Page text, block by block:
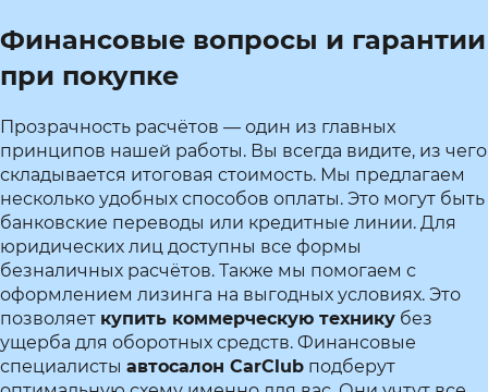
Финансовые вопросы и гарантии
при покупке
Прозрачность расчётов — один из главных
принципов нашей работы. Вы всегда видите, из чего
складывается итоговая стоимость. Мы предлагаем
несколько удобных способов оплаты. Это могут быть
банковские переводы или кредитные линии. Для
юридических лиц доступны все формы
безналичных расчётов. Также мы помогаем с
оформлением лизинга на выгодных условиях. Это
позволяет купить коммерческую технику без
ущерба для оборотных средств. Финансовые
специалисты автосалон CarClub подберут